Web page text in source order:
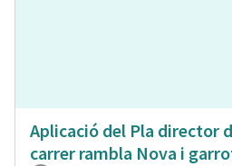
Aplicació del Pla director
carrer rambla Nova i